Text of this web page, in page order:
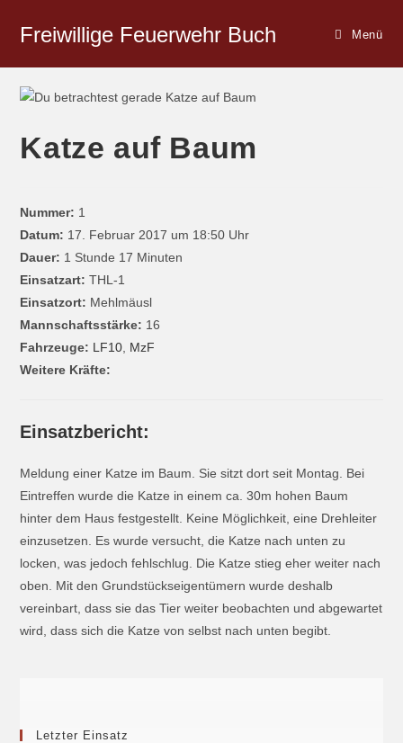
Freiwillige Feuerwehr Buch Menü
Katze auf Baum
Nummer: 1
Datum: 17. Februar 2017 um 18:50 Uhr
Dauer: 1 Stunde 17 Minuten
Einsatzart: THL-1
Einsatzort: Mehlmäusl
Mannschaftsstärke: 16
Fahrzeuge: LF10 MzF
Weitere Kräfte:
Einsatzbericht:
Meldung einer Katze im Baum. Sie sitzt dort seit Montag. Bei
Eintreffen wurde die Katze in einem ca. 30m hohen Baum
hinter dem Haus festgestellt. Keine Möglichkeit, eine Drehleiter
einzusetzen. Es wurde versucht, die Katze nach unten zu
locken, was jedoch fehlschlug. Die Katze stieg eher weiter nach
oben. Mit den Grundstückseigentümern wurde deshalb
vereinbart, dass sie das Tier weiter beobachten und abgewartet
wird, dass sich die Katze von selbst nach unten begibt.
Letzter Einsatz